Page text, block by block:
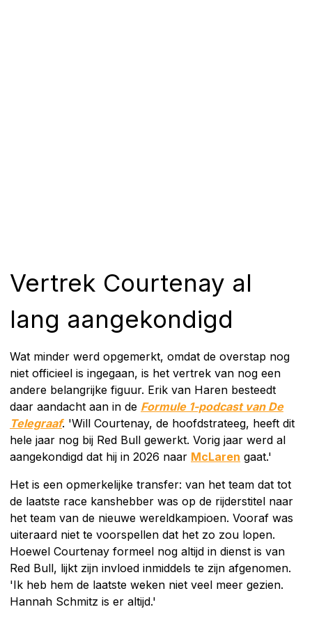
Vertrek Courtenay al
lang aangekondigd
Wat minder werd opgemerkt, omdat de overstap nog
niet officieel is ingegaan, is het vertrek van nog een
andere belangrijke figuur. Erik van Haren besteedt
daar aandacht aan in de Formule 1-podcast van De
Telegraaf. 'Will Courtenay, de hoofdstrateeg, heeft dit
hele jaar nog bij Red Bull gewerkt. Vorig jaar werd al
aangekondigd dat hij in 2026 naar McLaren gaat.'
Het is een opmerkelijke transfer: van het team dat tot
de laatste race kanshebber was op de rijderstitel naar
het team van de nieuwe wereldkampioen. Vooraf was
uiteraard niet te voorspellen dat het zo zou lopen.
Hoewel Courtenay formeel nog altijd in dienst is van
Red Bull, lijkt zijn invloed inmiddels te zijn afgenomen.
'Ik heb hem de laatste weken niet veel meer gezien.
Hannah Schmitz is er altijd.'